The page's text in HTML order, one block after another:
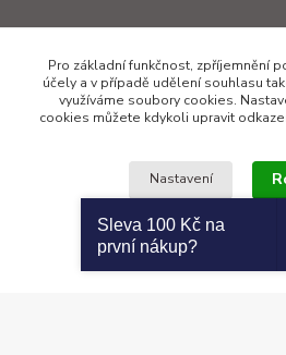
Kontakty
Pro základní funkčnost, zpříjemnění
účely a v případě udělení souhlasu
využíváme soubory cookies.
cookies můžete kdykoli upravit
Nastavení
Souhlas můžete
Sleva 100 Kč na
první nákup?